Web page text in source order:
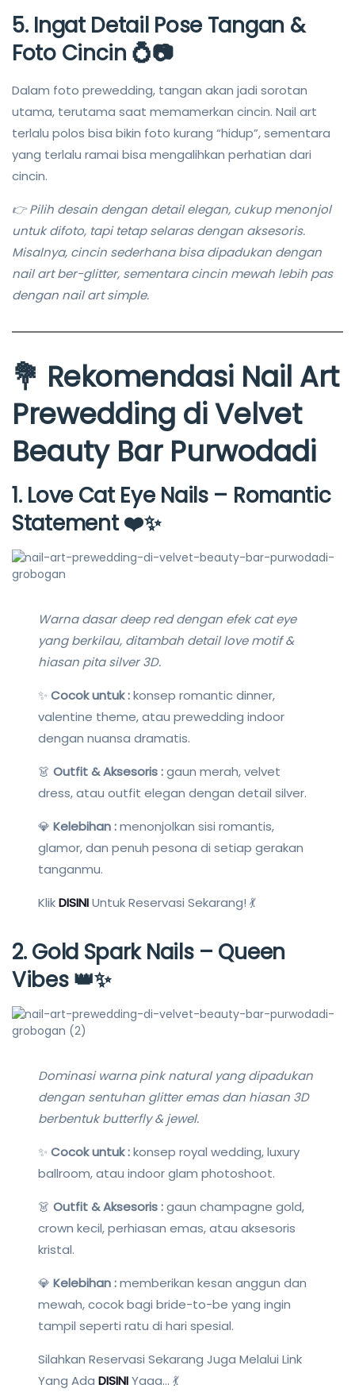
5. Ingat Detail Pose Tangan &
Foto Cincin 💍📷
Dalam foto prewedding, tangan akan jadi sorotan
utama, terutama saat memamerkan cincin. Nail art
terlalu polos bisa bikin foto kurang “hidup”, sementara
yang terlalu ramai bisa mengalihkan perhatian dari
cincin.
👉 Pilih desain dengan detail elegan, cukup menonjol
untuk difoto, tapi tetap selaras dengan aksesoris.
Misalnya, cincin sederhana bisa dipadukan dengan
nail art ber-glitter, sementara cincin mewah lebih pas
dengan nail art simple.
💐 Rekomendasi Nail Art
Prewedding di Velvet
Beauty Bar Purwodadi
1. Love Cat Eye Nails – Romantic
Statement❤️✨
Warna dasar deep red dengan efek cat eye
yang berkilau, ditambah detail love motif &
hiasan pita silver 3D.
✨Cocok untuk :konsep romantic dinner,
valentine theme, atau prewedding indoor
dengan nuansa dramatis.
👗Outfit & Aksesoris :gaun merah, velvet
dress, atau outfit elegan dengan detail silver.
💎Kelebihan :menonjolkan sisi romantis,
glamor, dan penuh pesona di setiap gerakan
tanganmu.
KlikDISINIUntuk Reservasi Sekarang! 💃
2.Gold Spark Nails – Queen
Vibes👑✨
Dominasi warna pink natural yang dipadukan
dengan sentuhan glitter emas dan hiasan 3D
berbentuk butterfly & jewel.
✨Cocok untuk :konsep royal wedding, luxury
ballroom, atau indoor glam photoshoot.
👗Outfit & Aksesoris :gaun champagne gold,
crown kecil, perhiasan emas, atau aksesoris
kristal.
💎Kelebihan :memberikan kesan anggun dan
mewah, cocok bagi bride-to-be yang ingin
tampil seperti ratu di hari spesial.
Silahkan Reservasi Sekarang Juga Melalui Link
Yang AdaDISINI Yaaa… 💃